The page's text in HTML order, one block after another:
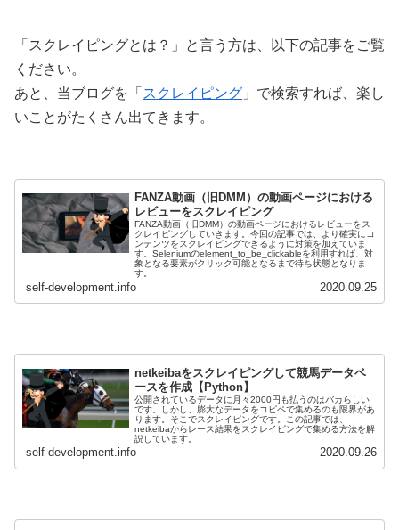
「スクレイピングとは？」と言う方は、以下の記事をご覧
ください。
あと、当ブログを「 スクレイピング 」で検索すれば、楽し
いことがたくさん出てきます。
FANZA動画（旧DMM）の動画ページにおける
レビューをスクレイピング
FANZA動画（旧DMM）の動画ページにおけるレビューをス
クレイピングしていきます。今回の記事では、より確実にコ
ンテンツをスクレイピングできるように対策を加えていま
す。Seleniumのelement_to_be_clickableを利用すれば、対
象となる要素がクリック可能となるまで待ち状態となりま
す。
self-development.info 2020.09.25
netkeibaをスクレイピングして競馬データベ
ースを作成【Python】
公開されているデータに月々2000円も払うのはバカらしい
です。しかし、膨大なデータをコピペで集めるのも限界があ
ります。そこでスクレイピングです。この記事では、
netkeibaからレース結果をスクレイピングで集める方法を解
説しています。
self-development.info 2020.09.26